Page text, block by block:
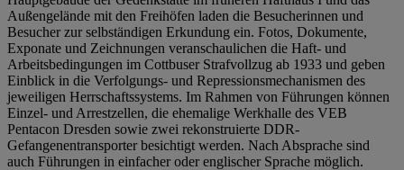
Außengelände mit den Freihöfen laden die Besucherinnen und
Besucher zur selbständigen Erkundung ein. Fotos, Dokumente,
Exponate und Zeichnungen veranschaulichen die Haft- und
Arbeitsbedingungen im Cottbuser Strafvollzug ab 1933 und geben
Einblick in die Verfolgungs- und Repressionsmechanismen des
jeweiligen Herrschaftssystems. Im Rahmen von Führungen können
Einzel- und Arrestzellen, die ehemalige Werkhalle des VEB
Pentacon Dresden sowie zwei rekonstruierte DDR-
Gefangenentransporter besichtigt werden. Nach Absprache sind
auch Führungen in einfacher oder englischer Sprache möglich.